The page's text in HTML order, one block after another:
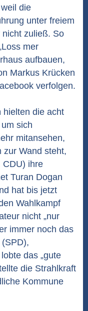
die
unter freiem
zuließ. So
mer
aufbauen,
Markus Krücken
verfolgen.
hielten die acht
sich
mitansehen,
zur Wand steht,
CDU) ihre
Turan Dogan
hat bis jetzt
Wahlkampf
nicht „nur
immer noch das
das „gute
die Strahlkraft
Kommune